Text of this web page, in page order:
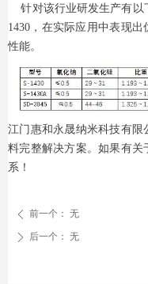
针对该行业研发生产有以
1430，在实际应用中表现
性能。
江门惠和永晟纳米科技有
料完整解决方案。如果有
系！
ꄴ 前一个： 无
ꄲ 后一个： 无